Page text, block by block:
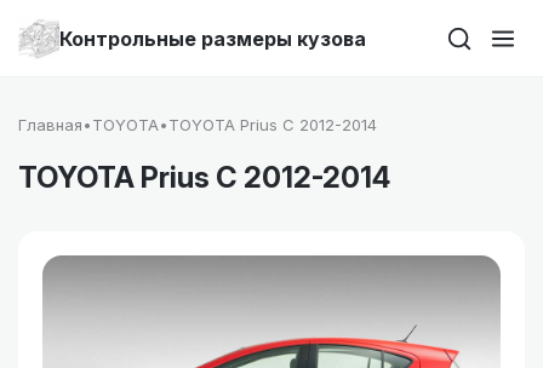
Контрольные размеры кузова
Главная•TOYOTA•TOYOTA Prius C 2012-2014
TOYOTA Prius C 2012-2014